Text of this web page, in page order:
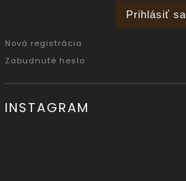
Prihlásiť sa
Nová registrácia
Zabudnuté heslo
INSTAGRAM